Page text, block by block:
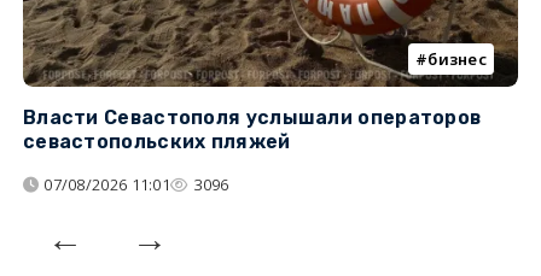
бизнес
Власти Севастополя услышали операторов
севастопольских пляжей
07/08/2026 11:01 3096